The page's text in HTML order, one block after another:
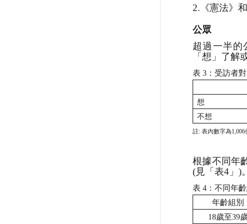
2.《憲法》
公眾
超過一半的
「想」了解
表 3 ：受訪者
想
不想
註:表內數字為1,006
根據不同年
(見「表4 」)。
表 4 ：不同年
年齡組別
18歲至39